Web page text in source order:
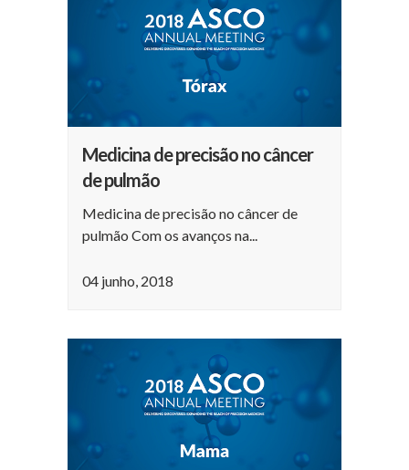
Medicina de precisão no câncer
de pulmão
Medicina de precisão no câncer de
pulmão Com os avanços na...
04 junho, 2018